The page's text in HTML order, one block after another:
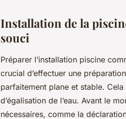
Installation de la
souci
Préparer l’installation piscine
crucial d’effectuer une
parfaitement plane et stable.
d’égalisation de l’eau. Avant le
nécessaires, comme la